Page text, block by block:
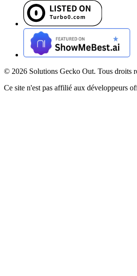
© 2026 Solutions Gecko Out. Tous droits
Ce site n'est pas affilié aux développeurs